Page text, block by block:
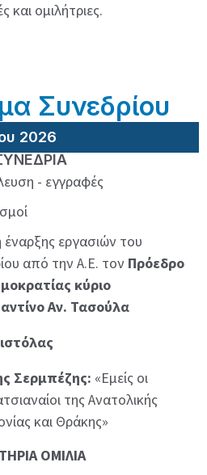
και ομιλήτριες.
Συνεδρίου
2026
- εγγραφές
έναρξης εργασιών του
από την Α.Ε. τον Πρόεδρο
κύριο
Αν. Τασούλα
Σερμπέζης: «Εμείς οι
της Ανατολικής
και Θράκης»
ΟΜΙΛΙΑ